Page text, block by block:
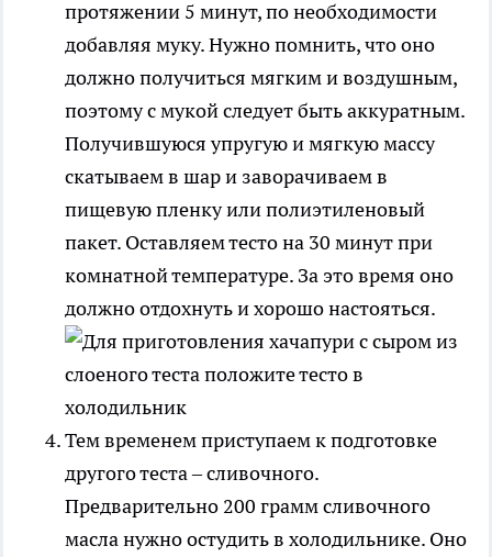
протяжении 5 минут, по необходимости
добавляя муку. Нужно помнить, что оно
должно получиться мягким и воздушным,
поэтому с мукой следует быть аккуратным.
Получившуюся упругую и мягкую массу
скатываем в шар и заворачиваем в
пищевую пленку или полиэтиленовый
пакет. Оставляем тесто на 30 минут при
комнатной температуре. За это время оно
должно отдохнуть и хорошо настояться.
Тем временем приступаем к подготовке
другого теста – сливочного.
Предварительно 200 грамм сливочного
масла нужно остудить в холодильнике. Оно